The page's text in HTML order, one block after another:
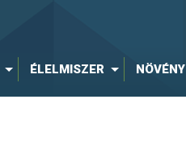
ÉLELMISZER NÖVÉNY